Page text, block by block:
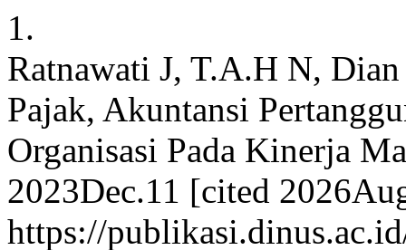
1.
Ratnawati J, T.A.H N,
Pajak, Akuntansi
Organisasi Pada Kinerja
2023Dec.11 [cited
https://